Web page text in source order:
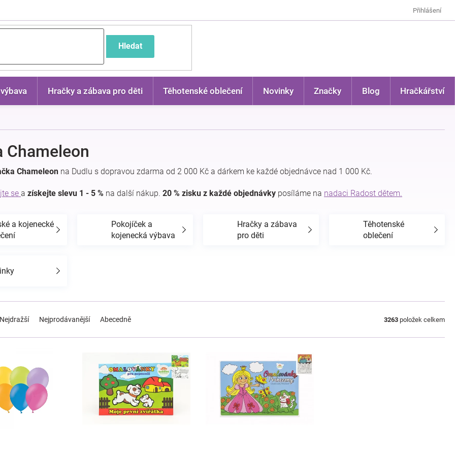
Přihlášení
Hledat
Hračky a zábava pro děti Těhotenské oblečení Novinky Značky Blog Hračkářství
Chameleon
Chameleon na Dudlu s dopravou zdarma od 2 000 Kč a dárkem ke každé objednávce nad 1 000 Kč.
se a získejte slevu 1 - 5 % na další nákup. 20 % zisku z každé objednávky posíláme na nadaci Radost dětem.
a kojenecké
Pokojíček a
kojenecká výbava
Hračky a zábava
pro děti
Těhotenské
oblečení
Nejdražší Nejprodávanější Abecedně 3263 položek celkem